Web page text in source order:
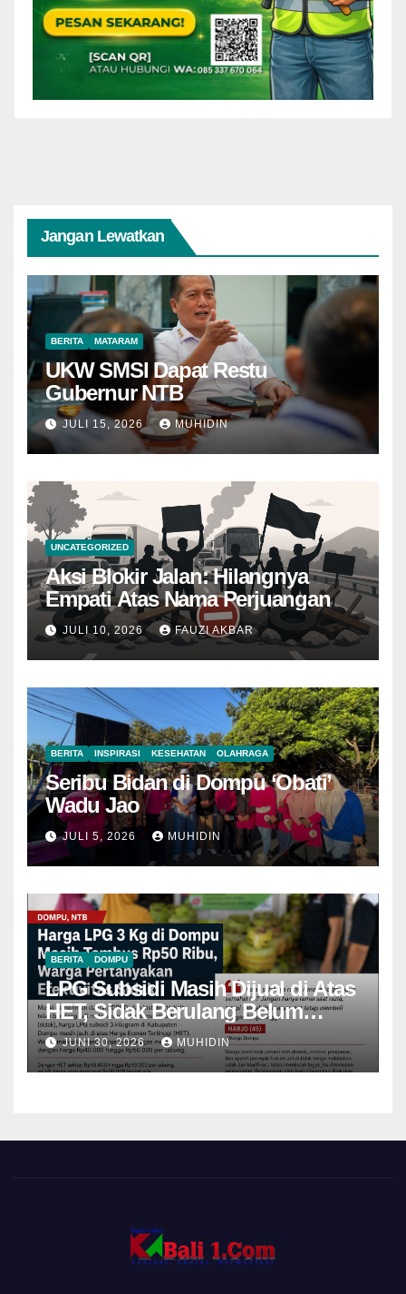
Jangan Lewatkan
BERITA MATARAM
UKW SMSI Dapat Restu
Gubernur NTB
JULI 15, 2026 MUHIDIN
UNCATEGORIZED
Aksi Blokir Jalan: Hilangnya
Empati Atas Nama Perjuangan
JULI 10, 2026 FAUZI AKBAR
BERITA INSPIRASI KESEHATAN OLAHRAGA
Seribu Bidan di Dompu ‘Obati’
Wadu Jao
JULI 5, 2026 MUHIDIN
BERITA DOMPU
LPG Subsidi Masih Dijual di Atas
HET, Sidak Berulang Belum
Mampu Menekan Harga
JUNI 30, 2026 MUHIDIN